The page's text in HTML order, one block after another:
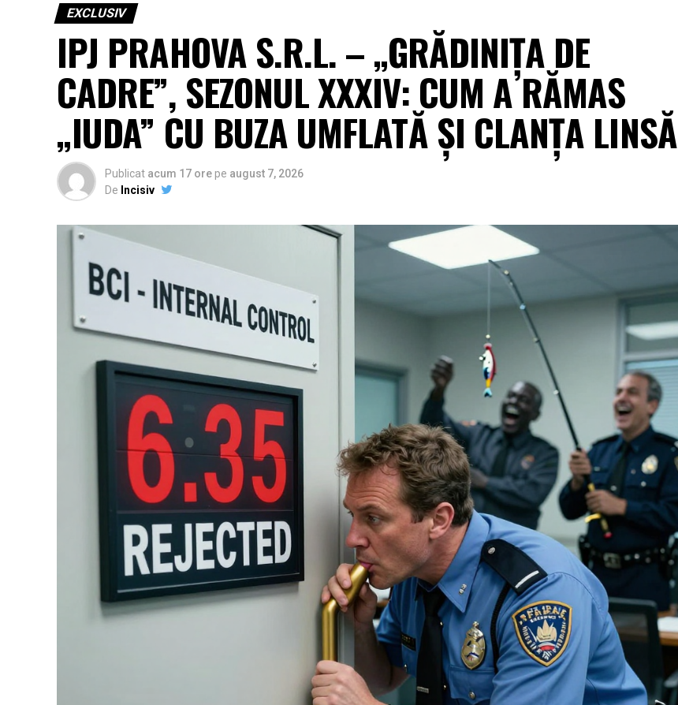
EXCLUSIV
IPJ PRAHOVA S.R.L. – „GRĂDINIȚA DE
CADRE”, SEZONUL XXXIV: CUM A RĂMAS
„IUDA” CU BUZA UMFLATĂ ȘI CLANȚA LINSĂ
Publicat acum 17 ore pe august 7, 2026
De Incisiv